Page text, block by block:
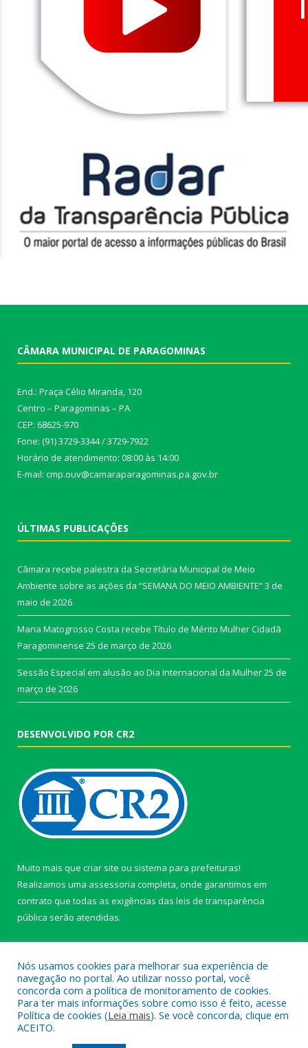
CÂMARA MUNICIPAL DE PARAGOMINAS
End.: Praça Célio Miranda, 120
Centro – Paragominas – PA
CEP: 68625-970
Fone: (91) 3729-3344 / 3729-7922
Horário de atendimento: 08:00 às 14:00
E-mail: cmp.ouv@camaraparagominas.pa.gov.br
ÚLTIMAS PUBLICAÇÕES
Câmara recebe palestra da Secretária Municipal de Meio
Ambiente sobre as ações da “SEMANA DO MEIO AMBIENTE”3 de
maio de 2026
Maria Matogrosso Costa recebe Título de Mérito Mulher Cidadã
Paragominense 25 de março de 2026
Sessão Especial em alusão ao Dia Internacional da Mulher25 de
março de 2026
DESENVOLVIDO POR CR2
Muito mais que criar site ou sistema para prefeituras!
Realizamos uma assessoria completa, onde garantimos em
contrato que todas as exigências das leis de transparência
pública serão atendidas.
Todos os direitos reservados a câmara de Paragominas.
Nós usamos cookies para melhorar sua experiência de
navegação no portal. Ao utilizar nosso portal, você
concorda com a política de monitoramento de cookies.
Para ter mais informações sobre como isso é feito, acesse
Política de cookies (Leia mais). Se você concorda, clique em
ACEITO.